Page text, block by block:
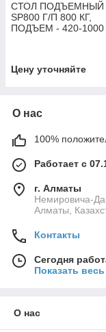
СТОЛ ПОДЪЕМНЫЙ
SP800 Г/П 800 КГ,
ПОДЪЕМ - 420-
Цену уточняйте
О нас
100%
Работает с
г. Алматы
Немировича-
Алматы,
Контакты
Сегодня
Показать
О нас